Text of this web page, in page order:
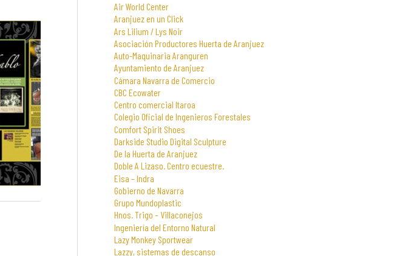
Air World Center
Aranjuez en un Click
Ars Lilium / Lys Noir
Asociación Productores Huerta de Aranjuez
Auto-Maquinaria Aranguren
Ayuntamiento de Aranjuez
Cámara Navarra de Comercio
CBC Ecowater
Centro comercial Itaroa
Colegio Oficial de Ingenieros Forestales
Comfort Spirit Shoes
Darkside Studio Digital Sculpture
De la Huerta de Aranjuez
Doble A Lizaso. Centro ecuestre.
Eisa – Indra
Gobierno de Navarra
Grupo Mundoplastic
Hnos. Trigo – Villaconejos
Ingeniería del Entorno Natural
Lazy Monkey Sportwear
Lazzy, sistemas de descanso